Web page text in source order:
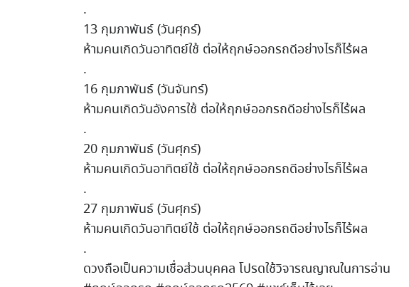
.
13 กุมภาพันธ์ (วันศุกร์)
ห้ามคนเกิดวันอาทิตย์ใช้ ต่อให้ฤกษ์ออกรถดีอย่างไรก็ไร้ผล
.
16 กุมภาพันธ์ (วันจันทร์)
ห้ามคนเกิดวันอังคารใช้ ต่อให้ฤกษ์ออกรถดีอย่างไรก็ไร้ผล
.
20 กุมภาพันธ์ (วันศุกร์)
ห้ามคนเกิดวันอาทิตย์ใช้ ต่อให้ฤกษ์ออกรถดีอย่างไรก็ไร้ผล
.
27 กุมภาพันธ์ (วันศุกร์)
ห้ามคนเกิดวันอาทิตย์ใช้ ต่อให้ฤกษ์ออกรถดีอย่างไรก็ไร้ผล
.
ดวงถือเป็นความเชื่อส่วนบุคคล โปรดใช้วิจารณญาณในการอ่าน